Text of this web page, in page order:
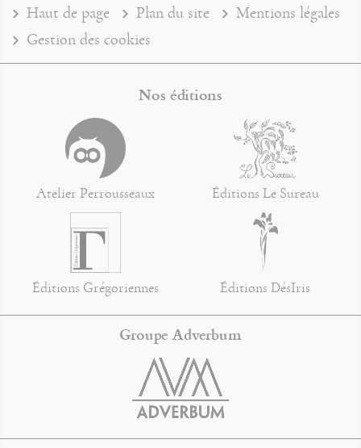
Haut de page Plan du site
Mentions légales
Gestion des cookies
Nos éditions
Atelier Perrousseaux Éditions Le Sureau
Éditions Grégoriennes Éditions DésIris
Groupe Adverbum